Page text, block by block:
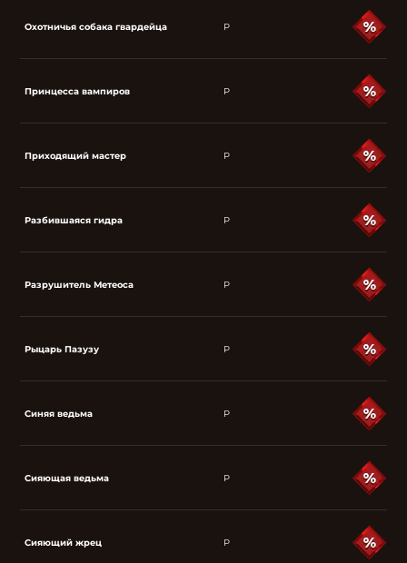
Охотничья собака гвардейца P
Принцесса вампиров P
Приходящий мастер P
Разбившаяся гидра P
Разрушитель Метеоса P
Рыцарь Пазузу P
Синяя ведьма P
Сияющая ведьма P
Сияющий жрец P